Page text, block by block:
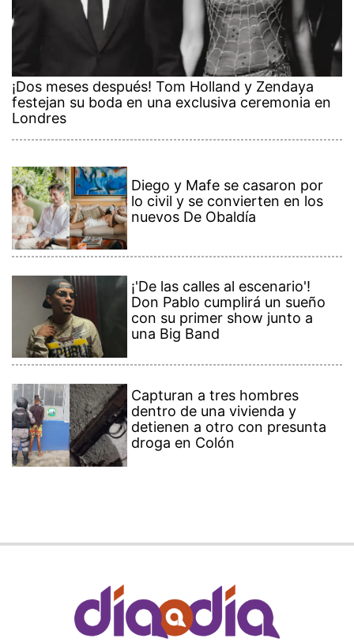
¡Dos meses después! Tom Holland y Zendaya
festejan su boda en una exclusiva ceremonia en
Londres
Diego y Mafe se casaron por
lo civil y se convierten en los
nuevos De Obaldía
¡'De las calles al escenario'!
Don Pablo cumplirá un sueño
con su primer show junto a
una Big Band
Capturan a tres hombres
dentro de una vivienda y
detienen a otro con presunta
droga en Colón